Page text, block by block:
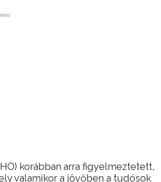
korábban arra figyelmeztetett,
valamikor a jövőben a tudósok